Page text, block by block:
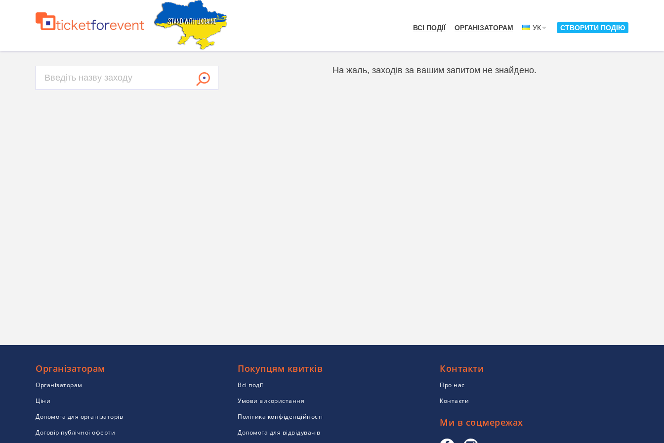
ВСІ ПОДІЇ ОРГАНІЗАТОРАМ УК СТВОРИТИ ПОДІЮ
На жаль, заходів за вашим запитом не знайдено.
Організаторам
Організаторам
Ціни
Допомога для організаторів
Договір публічної оферти
Покупцям квитків
Всі події
Умови використання
Політика конфіденційності
Допомога для відвідувачів
Контакти
Про нас
Контакти
Ми в соцмережах